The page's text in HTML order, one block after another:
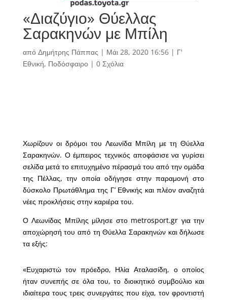
«Διαζύγιο» Θύελλας
Σαρακηνών με Μπίλη
από Δημήτρης Πάππας | Μάι 28, 2020 16:56| Γ'
Εθνική, Ποδόσφαιρο| 0 Σχόλια
Χωρίζουν οι δρόμοι του Λεωνίδα Μπίλη με τη Θύελλα
Σαρακηνών. Ο έμπειρος τεχνικός αποφάσισε να γυρίσει
σελίδα μετά το επιτυχημένο πέρασμά του από την ομάδα
της Πέλλας, την οποία οδήγησε στην παραμονή στο
δύσκολο Πρωτάθλημα της Γ’ Εθνικής και πλέον αναζητά
νέες προκλήσεις στην καριέρα του.
Ο Λεωνίδας Μπίλης μίλησε στο metrosport.gr για την
αποχώρησή του από τη Θύελλα Σαρακηνών και δήλωσε
τα εξής:
«Ευχαριστώ τον πρόεδρο, Ηλία Αταλασίδη, ο οποίος
ήταν συνεπής σε όλα του, το διοικητικό συμβούλιο και
ιδιαίτερα τους τρεις συνεργάτες που είχα, τον φροντιστή